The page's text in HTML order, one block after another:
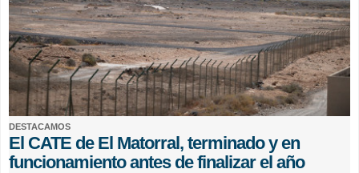
DESTACAMOS
El CATE de El Matorral, terminado y en
funcionamiento antes de finalizar el año